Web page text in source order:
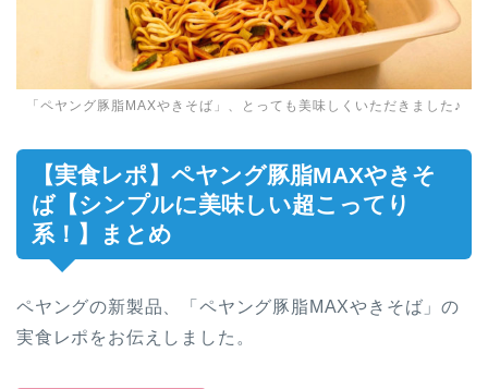
「ペヤング豚脂MAXやきそば」、とっても美味しくいただきました♪
【実食レポ】ペヤング豚脂MAXやきそ
ば【シンプルに美味しい超こってり
系！】まとめ
ペヤングの新製品、「ペヤング豚脂MAXやきそば」の
実食レポをお伝えしました。